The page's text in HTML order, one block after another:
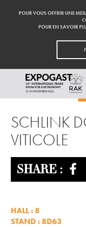
POUR VOUS OFFRIR UNE
POUR EN SAVOIR
PARTICIPER
EXPOSANTS
VISITER
PRESSE
PARTENAIRES
Accueil Exposants
SCHLINK
VITICOLE
SHARE :
HALL : 8
STAND : 8D63